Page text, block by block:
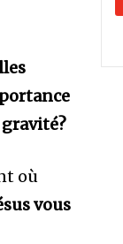
où
vous